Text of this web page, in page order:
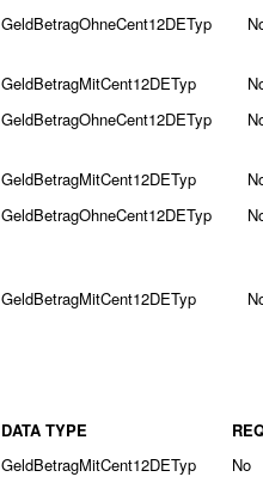
GeldBetragOhneCent12DETyp
GeldBetragMitCent12DETyp
GeldBetragOhneCent12DETyp
GeldBetragMitCent12DETyp
GeldBetragOhneCent12DETyp
GeldBetragMitCent12DETyp
DATA TYPE
GeldBetragMitCent12DETyp No